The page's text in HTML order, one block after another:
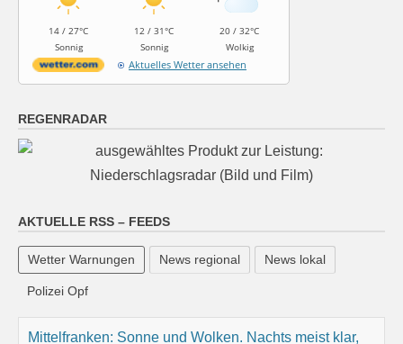
14 / 27°C
Sonnig
12 / 31°C
Sonnig
20 / 32°C
Wolkig
Aktuelles Wetter ansehen
REGENRADAR
AKTUELLE RSS – FEEDS
Wetter Warnungen News regional News lokal
Polizei Opf
Mittelfranken: Sonne und Wolken. Nachts meist klar,